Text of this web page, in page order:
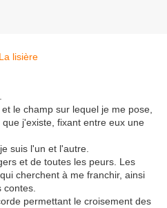
le champ sur lequel je me pose,
j'existe, fixant entre eux une
suis l'un et l'autre.
et de toutes les peurs. Les
cherchent à me franchir, ainsi
permettant le croisement des